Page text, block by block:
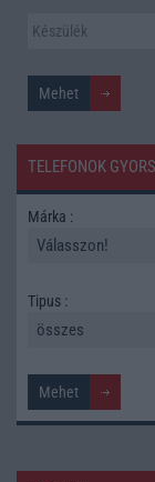
TELEFONOK
Márka :
Tipus :